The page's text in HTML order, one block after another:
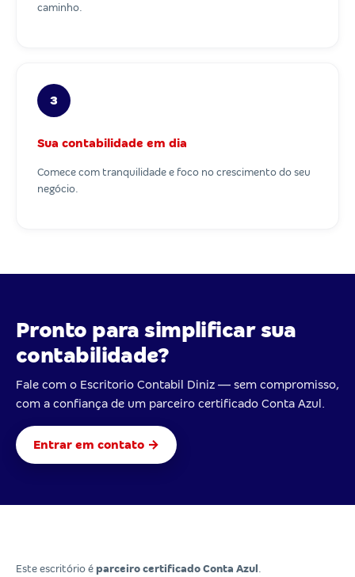
caminho.
3
Sua contabilidade em dia
Comece com tranquilidade e foco no crescimento do seu
negócio.
Pronto para simplificar sua
contabilidade?
Fale com o Escritorio Contabil Diniz — sem compromisso,
com a confiança de um parceiro certificado Conta Azul.
Entrar em contato →
Este escritório é parceiro certificado Conta Azul